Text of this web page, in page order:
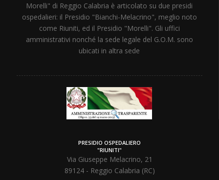
Morelli" di Reggio Calabria è articolato su due presidi
ospedalieri: il Presidio "Bianchi-Melacrino", meglio noto
come Riuniti, ed il Presidio "Morelli". Gli uffici
amministrativi nonché la sede legale del G.O.M. sono
ubicati in altra sede
PRESIDIO OSPEDALIERO
"RIUNITI"
Via Giuseppe Melacrino, 21
89124 - Reggio Calabria (RC)